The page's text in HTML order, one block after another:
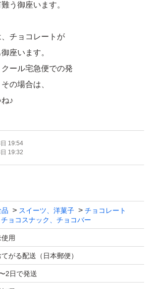
座います。
チョコレートが
座います。
ール宅急便での発
の場合は、
♪
宜しく
m( _)m
なさい。
で、いろんな形の
違うようです！
19:54
19:32
スイーツ、洋菓子
チョコレート
チョコスナック、チョコバー
用
てがる配送（日本郵便）
2日で発送